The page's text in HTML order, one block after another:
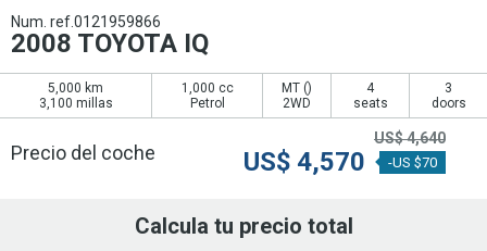
Num. ref.0121959866
2008 TOYOTA IQ
5,000 km
3,100 millas
1,000 cc
Petrol
MT ()
2WD
4
seats
3
doors
Precio del coche
US$4,640
US$ 4,570 -US $70
Calcula tu precio total